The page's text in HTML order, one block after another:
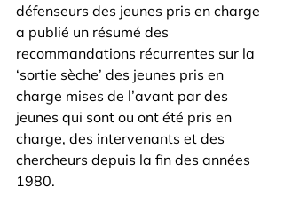
défenseurs des jeunes pris en charge
a publié un résumé des
recommandations récurrentes sur la
‘sortie sèche’ des jeunes pris en
charge mises de l’avant par des
jeunes qui sont ou ont été pris en
charge, des intervenants et des
chercheurs depuis la fin des années
1980.